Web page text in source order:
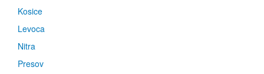
Kosice
Levoca
Nitra
Presov